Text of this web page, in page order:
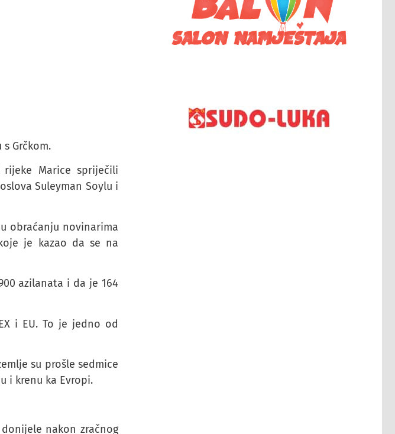
Grčkom.
Marice spriječili
Suleyman Soylu i
obraćanju novinarima
je kazao da se na
azilanata i da je 164
i EU. To je jedno od
su prošle sedmice
i krenu ka Evropi.
nakon zračnog